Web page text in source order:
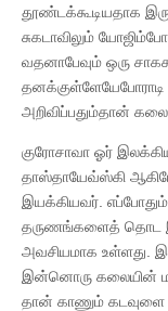
தூண்டக்கூடியதாக
சுகடாவிலும்
வதனாபேவும் ஒரு
அறிவிப்பதும்தான்
குரோசாவா ஓர்
தாஸ்தாயேவ்ஸ்கி
இயக்கியவர்.
தருணங்களைத் தொட
அவசியமாக உள்ளது.
இன்னொரு கலையின்
தான் காணும்